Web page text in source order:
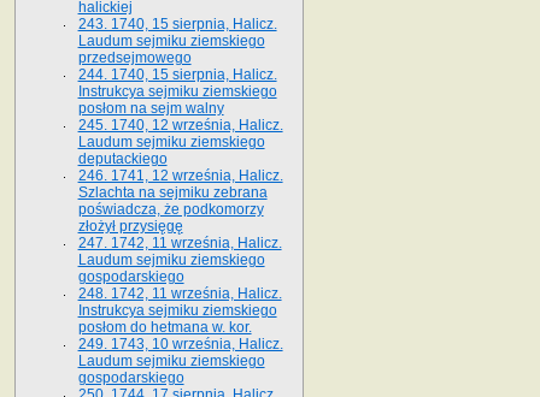
halickiej
243. 1740, 15 sierpnia, Halicz.
Laudum sejmiku ziemskiego
przedsejmowego
244. 1740, 15 sierpnia, Halicz.
Instrukcya sejmiku ziemskiego
posłom na sejm walny
245. 1740, 12 września, Halicz.
Laudum sejmiku ziemskiego
deputackiego
246. 1741, 12 września, Halicz.
Szlachta na sejmiku zebrana
poświadcza, że podkomorzy
złożył przysięgę
247. 1742, 11 września, Halicz.
Laudum sejmiku ziemskiego
gospodarskiego
248. 1742, 11 września, Halicz.
Instrukcya sejmiku ziemskiego
posłom do hetmana w. kor.
249. 1743, 10 września, Halicz.
Laudum sejmiku ziemskiego
gospodarskiego